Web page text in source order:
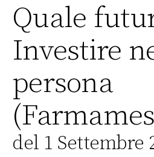
Quale
Investire
persona
del 1 Settembre